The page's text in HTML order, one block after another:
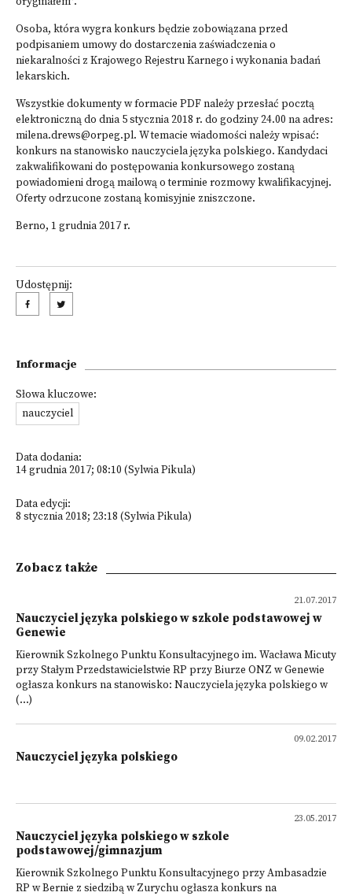
Osoba, która wygra konkurs będzie zobowiązana przed
podpisaniem umowy do dostarczenia zaświadczenia o
niekaralności z Krajowego Rejestru Karnego i wykonania badań
lekarskich.
Wszystkie dokumenty w formacie PDF należy przesłać pocztą
elektroniczną do dnia 5 stycznia 2018 r. do godziny 24.00 na adres:
milena.drews@orpeg.pl. W temacie wiadomości należy wpisać:
konkurs na stanowisko nauczyciela języka polskiego. Kandydaci
zakwalifikowani do postępowania konkursowego zostaną
powiadomieni drogą mailową o terminie rozmowy kwalifikacyjnej.
Oferty odrzucone zostaną komisyjnie zniszczone.
Berno, 1 grudnia 2017 r.
Udostępnij:
Informacje
Słowa kluczowe:
nauczyciel
Data dodania:
14 grudnia 2017; 08:10 (Sylwia Pikula)
Data edycji:
8 stycznia 2018; 23:18 (Sylwia Pikula)
Zobacz także
21.07.2017
Nauczyciel języka polskiego w szkole podstawowej w
Genewie
Kierownik Szkolnego Punktu Konsultacyjnego im. Wacława Micuty
przy Stałym Przedstawicielstwie RP przy Biurze ONZ w Genewie
ogłasza konkurs na stanowisko: Nauczyciela języka polskiego w
(...)
09.02.2017
Nauczyciel języka polskiego
23.05.2017
Nauczyciel języka polskiego w szkole
podstawowej/gimnazjum
Kierownik Szkolnego Punktu Konsultacyjnego przy Ambasadzie
RP w Bernie z siedzibą w Zurychu ogłasza konkurs na